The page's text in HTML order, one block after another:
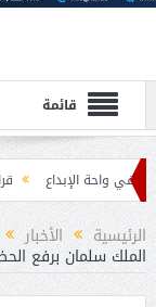
قائمة
الإبداع
قراءة في
بمناسبة عيد الفطر
الرئيسية الأخبار
الملك سلمان برفع